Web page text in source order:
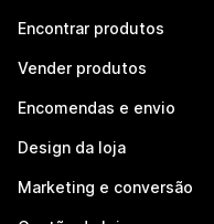
Encontrar produtos
Vender produtos
Encomendas e envio
Design da loja
Marketing e conversão